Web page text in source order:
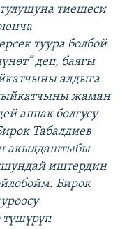
тиешеси
туура болбой
деп, баягы
алдыга
жаман
аппак болгусу
Табалдиев
акылдаштыбы
иштердин
Бирок
түшүрүп